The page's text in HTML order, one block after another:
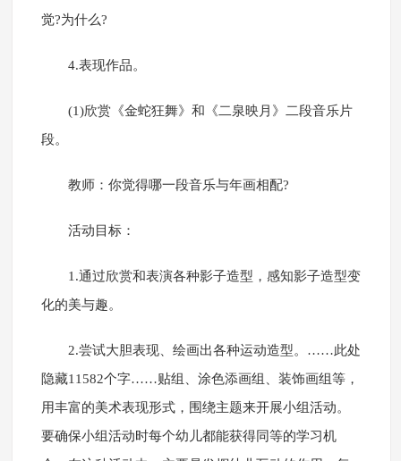
觉?为什么?
4.表现作品。
(1)欣赏《金蛇狂舞》和《二泉映月》二段音乐片
段。
教师：你觉得哪一段音乐与年画相配?
活动目标：
1.通过欣赏和表演各种影子造型，感知影子造型变
化的美与趣。
2.尝试大胆表现、绘画出各种运动造型。 ……此处
隐藏11582个字……贴组、涂色添画组、装饰画组等，
用丰富的美术表现形式，围绕主题来开展小组活动。
要确保小组活动时每个幼儿都能获得同等的学习机